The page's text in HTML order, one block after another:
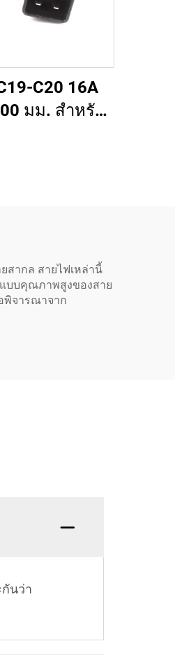
C20 16A
มม. สำหรับ
สากล สายไฟเหล่านี้
บบคุณภาพสูงของสาย
พิจารณาจาก
นว่า